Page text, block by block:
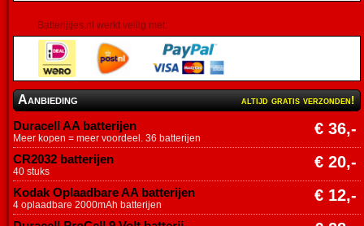
Batterijtjes.nl werkt veilig met:
Aanbieding altijd gratis verzonden!
Duracell AA batterijen € 36,-
Meer kopen = meer voordeel. 36 batterijen
CR2032 batterijen € 20,-
40 stuks
Kodak Oplaadbare AA batterijen € 12,-
4 oplaadbare 2000mAh batterijen